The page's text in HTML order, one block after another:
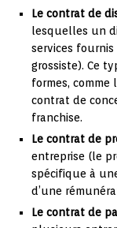
Le contrat de
lesquelles un
services
grossiste). Ce
formes, comme
contrat de
franchise.
Le contrat de
entreprise (le
spécifique à
d’une
Le contrat de